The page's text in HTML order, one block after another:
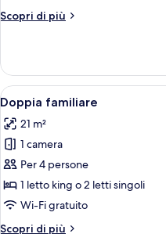
Scopri di più
Altri
Classic
Apri
tutte
le
foto
per
Doppia
familiare
5
Doppia familiare
21 m²
1 camera
Per 4 persone
1 letto king o 2 letti singoli
Wi-Fi gratuito
Scopri di più
Altri